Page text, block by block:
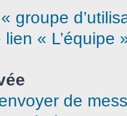
« groupe
« L’équipe
de